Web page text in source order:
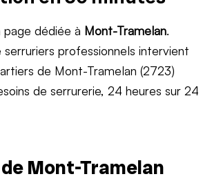
page dédiée à Mont-Tramelan.
professionnels intervient
de Mont-Tramelan (2723)
de serrurerie, 24 heures sur 24
Mont-Tramelan